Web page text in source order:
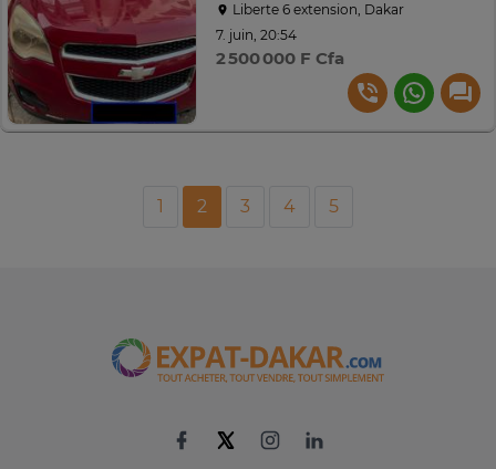
Liberte 6 extension, Dakar
7. juin, 20:54
2 500 000 F Cfa
1 2 3 4 5